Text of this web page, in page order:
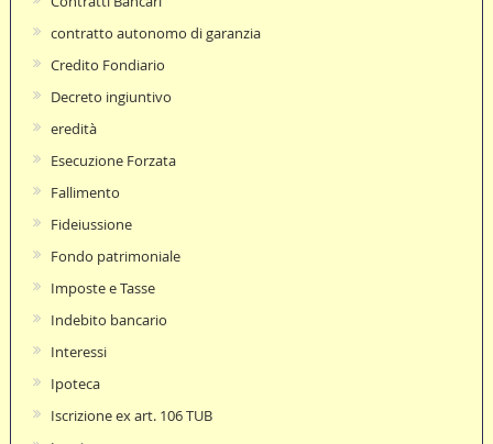
contratto autonomo di garanzia
Credito Fondiario
Decreto ingiuntivo
eredità
Esecuzione Forzata
Fallimento
Fideiussione
Fondo patrimoniale
Imposte e Tasse
Indebito bancario
Interessi
Ipoteca
Iscrizione ex art. 106 TUB